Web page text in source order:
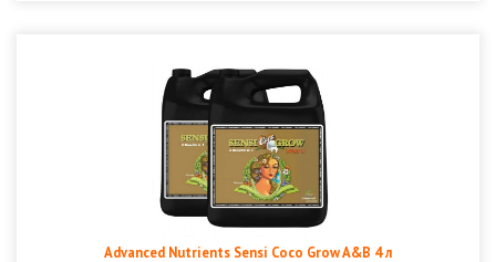
Advanced Nutrients Sensi Coco Grow A&B 4 л